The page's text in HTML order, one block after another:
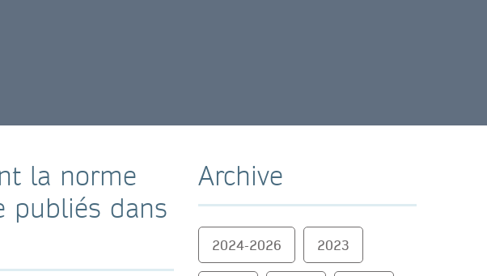
la norme
publiés dans
Archive
2024-2026 2023